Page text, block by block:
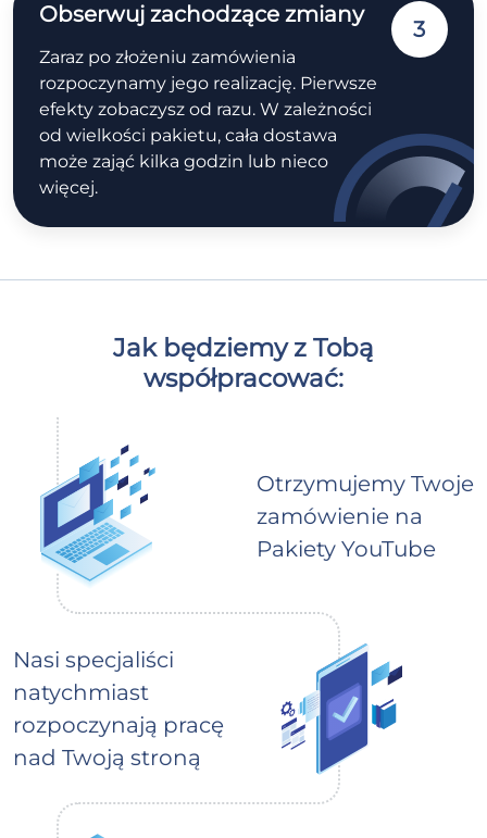
Obserwuj zachodzące zmiany
Zaraz po złożeniu zamówienia
rozpoczynamy jego realizację. Pierwsze
efekty zobaczysz od razu. W zależności
od wielkości pakietu, cała dostawa
może zająć kilka godzin lub nieco
więcej.
3
Jak będziemy z Tobą
współpracować:
Otrzymujemy Twoje
zamówienie na
Pakiety YouTube
Nasi specjaliści
natychmiast
rozpoczynają pracę
nad Twoją stroną